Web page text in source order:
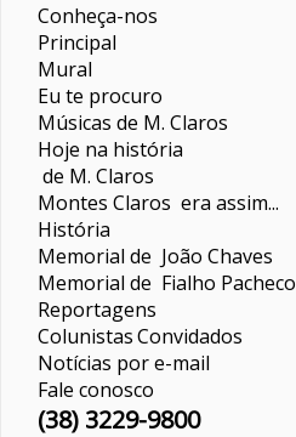
Conheça-nos
Principal
Mural
Eu te procuro
Músicas de M. Claros
Hoje na história
de M. Claros
Montes Claros era assim...
História
Memorial de João Chaves
Memorial de Fialho Pacheco
Reportagens
ColunistasConvidados
Notícias por e-mail
Fale conosco
(38) 3229-9800